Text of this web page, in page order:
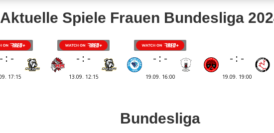
Aktuelle Spiele Frauen Bundesliga
Bundesliga